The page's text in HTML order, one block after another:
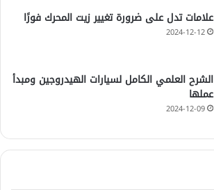
علامات تدل على ضرورة تغيير زيت المحرك فورًا
2024-12-12
الشرح العلمي الكامل لسيارات الهيدروجين ومبدأ
عملها
2024-12-09